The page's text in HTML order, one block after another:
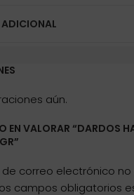
aún.
EN VALORAR “DARDOS
de correo electrónico no
campos obligatorios